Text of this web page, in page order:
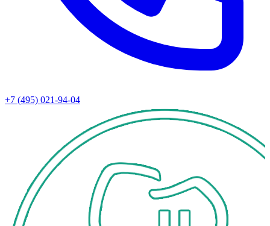
+7 (495) 021-94-04